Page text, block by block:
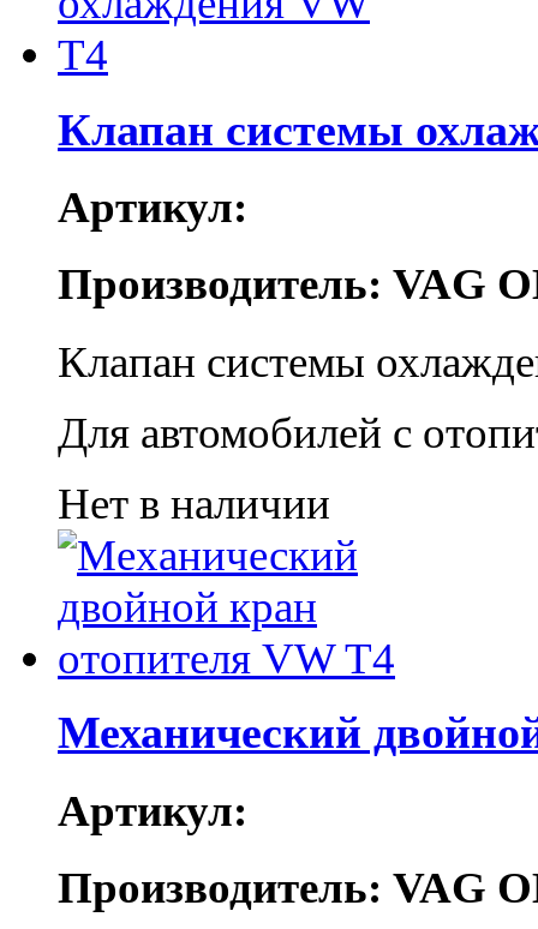
Клапан системы
Артикул:
Производитель: VAG
Клапан системы
Для автомобилей с
Нет в наличии
Механический
Артикул:
Производитель: VAG